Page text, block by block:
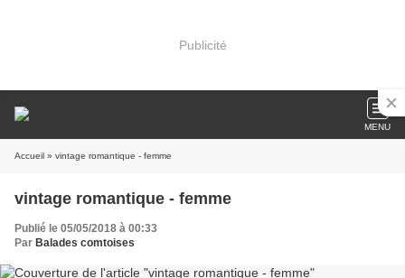
Publicité
MENU
Accueil » vintage romantique - femme
vintage romantique - femme
Publié le 05/05/2018 à 00:33
Par Balades comtoises